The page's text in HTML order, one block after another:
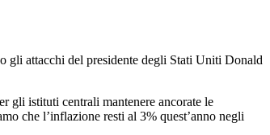
gli attacchi del presidente degli Stati Uniti Donald
gli istituti centrali mantenere ancorate le
che l’inflazione resti al 3% quest’anno negli